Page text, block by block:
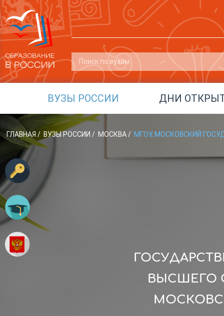
ВУЗЫ РОССИИ ДНИ
ГЛАВНАЯ / ВУЗЫ РОССИИ / МОСКВА/ МГОУ, МОСКОВСКИЙ
ВЫСШЕГО